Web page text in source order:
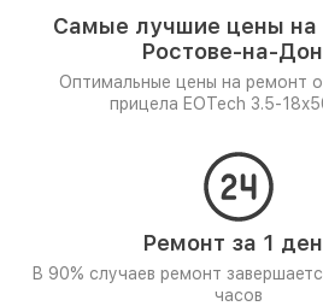
Самые лучшие цены на
Ростове-на-
Оптимальные цены на ремонт
прицела EOTech 3.5-
Ремонт за 1
В 90% случаев ремонт
часов